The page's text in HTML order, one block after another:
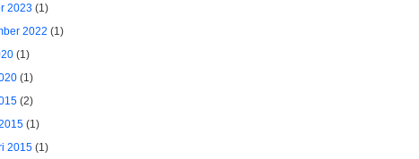
2023(1)
2022 (1)
(1)
(1)
(2)
(1)
2015(1)